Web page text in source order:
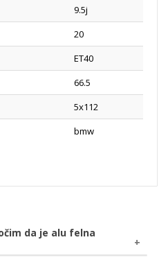
9.5j
20
ET40
66.5
5x112
bmw
da je alu felna